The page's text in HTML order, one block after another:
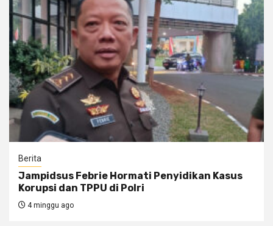
Berita
Jampidsus Febrie Hormati Penyidikan Kasus
Korupsi dan TPPU di Polri
4 minggu ago